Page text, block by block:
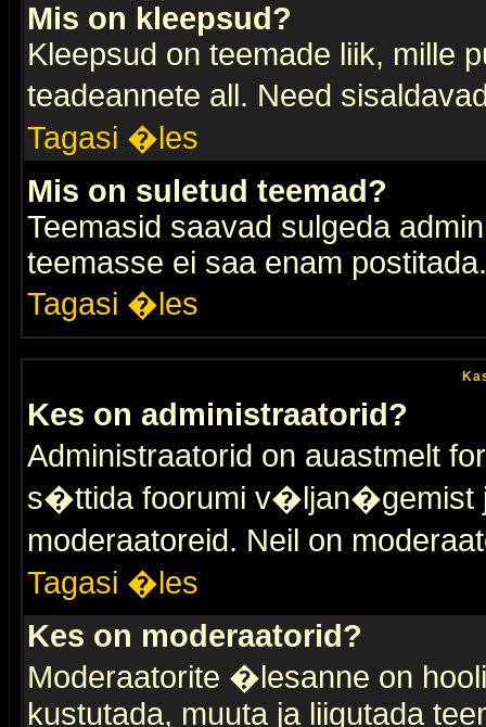
Mis on kleepsud?
Kleepsud on teemade liik, mille
teadeannete all. Need
Tagasi �les
Mis on suletud teemad?
Teemasid saavad sulgeda
teemasse ei saa enam postitada.
Tagasi �les
Kes on administraatorid?
Administraatorid on auastmelt
s�ttida foorumi v�ljan�gemist
moderaatoreid. Neil on
Tagasi �les
Kes on moderaatorid?
Moderaatorite �lesanne on
kustutada, muuta ja liigutada